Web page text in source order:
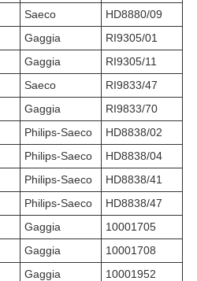
Saeco
HD8880/09
Gaggia
RI9305/01
Gaggia
RI9305/11
Saeco
RI9833/47
Gaggia
RI9833/70
Philips-Saeco
HD8838/02
Philips-Saeco
HD8838/04
Philips-Saeco
HD8838/41
Philips-Saeco
HD8838/47
Gaggia
10001705
Gaggia
10001708
Gaggia
10001952